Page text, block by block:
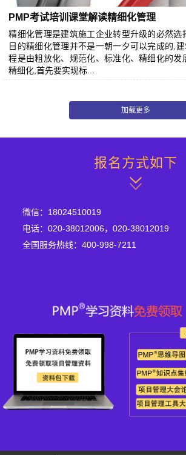
PMP考试培训课堂解读精细化管理
精细化管理是建筑施工企业转型升级的必然选
目的精细化管理并不是一朝一夕可以完成的,
程是由粗放化、规范化、标准化、精细化的发
精细化,首先要实现标...
报名方式如下
微信：18024510019
电话：020-38012006，020-38012019
全国服务热线：400-998-7211